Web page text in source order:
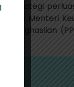
strategi
Menteri
Penghasilan